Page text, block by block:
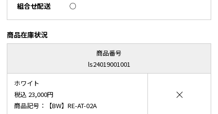
組合せ配送
○
商品在庫状況
商品番号
ls24019001001
ホワイト
税込 23,000円
商品記号：【BW】RE-AT-02A
×